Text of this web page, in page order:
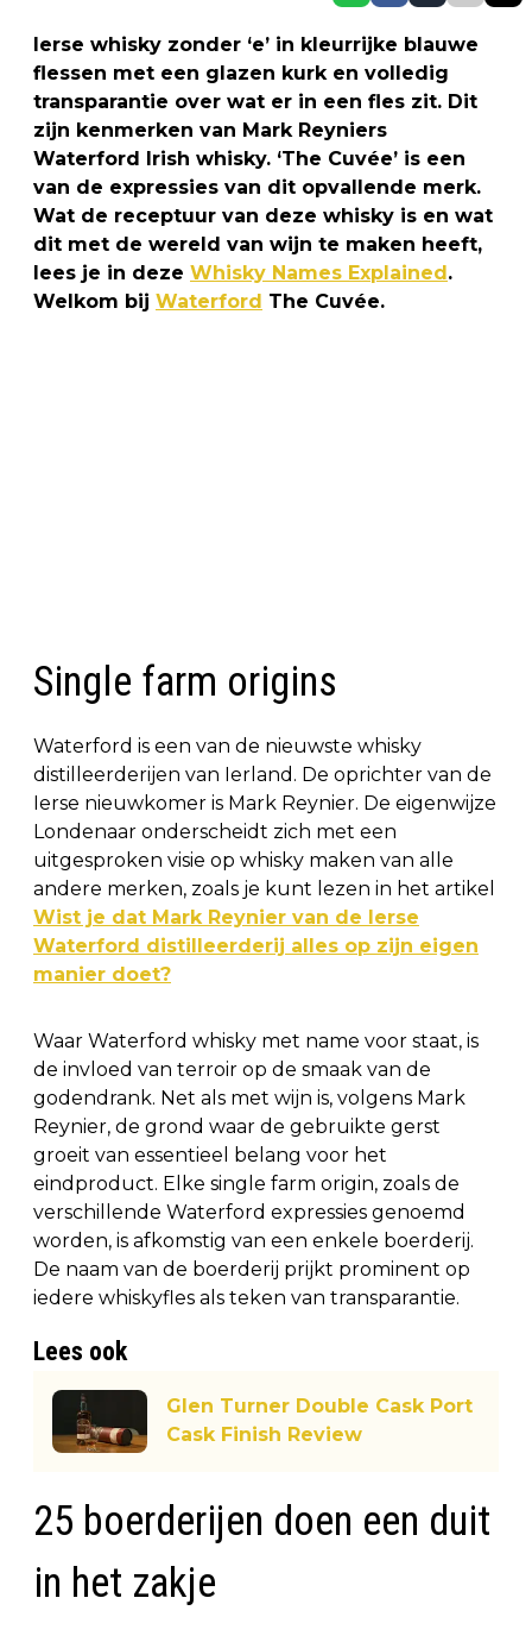
Ierse whisky zonder ‘e’ in kleurrijke blauwe
flessen met een glazen kurk en volledig
transparantie over wat er in een fles zit. Dit
zijn kenmerken van Mark Reyniers
Waterford Irish whisky. ‘The Cuvée’ is een
van de expressies van dit opvallende merk.
Wat de receptuur van deze whisky is en wat
dit met de wereld van wijn te maken heeft,
lees je in deze Whisky Names Explained.
Welkom bij Waterford The Cuvée.
Single farm origins
Waterford is een van de nieuwste whisky
distilleerderijen van Ierland. De oprichter van de
Ierse nieuwkomer is Mark Reynier. De eigenwijze
Londenaar onderscheidt zich met een
uitgesproken visie op whisky maken van alle
andere merken, zoals je kunt lezen in het artikel
Wist je dat Mark Reynier van de Ierse
Waterford distilleerderij alles op zijn eigen
manier doet?
Waar Waterford whisky met name voor staat, is
de invloed van terroir op de smaak van de
godendrank. Net als met wijn is, volgens Mark
Reynier, de grond waar de gebruikte gerst
groeit van essentieel belang voor het
eindproduct. Elke single farm origin, zoals de
verschillende Waterford expressies genoemd
worden, is afkomstig van een enkele boerderij.
De naam van de boerderij prijkt prominent op
iedere whiskyfles als teken van transparantie.
Lees ook
Glen Turner Double Cask Port
Cask Finish Review
25 boerderijen doen een duit
in het zakje